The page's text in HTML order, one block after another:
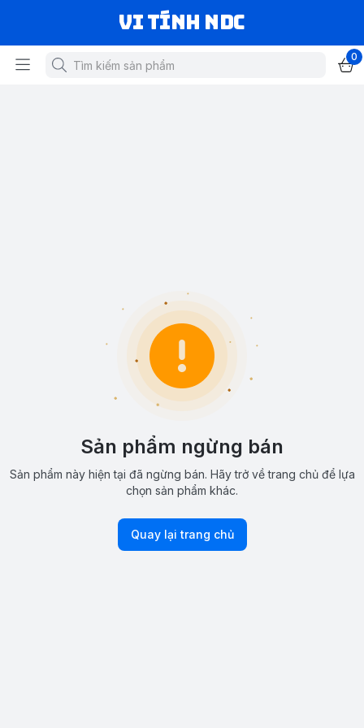
VI TÍNH NDC
0
Sản phẩm ngừng bán
Sản phẩm này hiện tại đã ngừng bán. Hãy trở về trang chủ để lựa
chọn sản phẩm khác.
Quay lại trang chủ